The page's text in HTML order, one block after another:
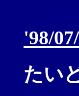
'98/
たい